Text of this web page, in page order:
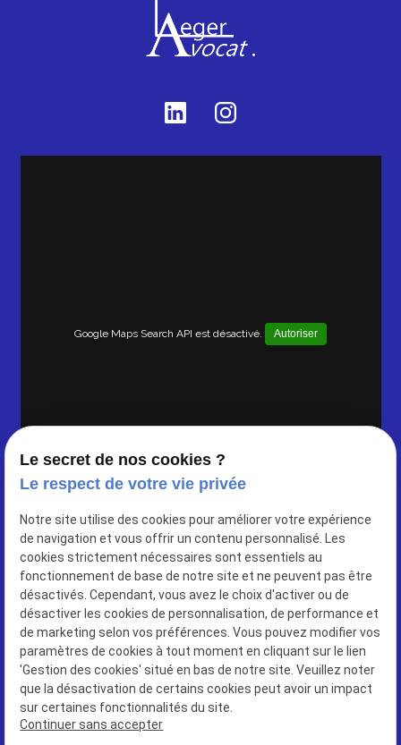
Google Maps Search API est désactivé. Autoriser
83 avenue de saint cloud
78000 VERSAILLES
01 86 26 03 34
Siret : 90417615300016
Plan du site
Le secret de nos cookies ?
Le respect de votre vie privée
Notre site utilise des cookies pour améliorer votre expérience
de navigation et vous offrir un contenu personnalisé. Les
cookies strictement nécessaires sont essentiels au
fonctionnement de base de notre site et ne peuvent pas être
désactivés. Cependant, vous avez le choix d'activer ou de
désactiver les cookies de personnalisation, de performance et
de marketing selon vos préférences. Vous pouvez modifier vos
paramètres de cookies à tout moment en cliquant sur le lien
'Gestion des cookies' situé en bas de notre site. Veuillez noter
que la désactivation de certains cookies peut avoir un impact
sur certaines fonctionnalités du site.
Continuer sans accepter